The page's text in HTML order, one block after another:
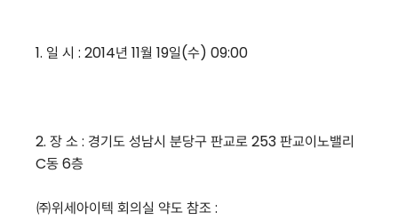
1. 일 시 : 2014년 11월 19일(수) 09:00
2. 장 소 : 경기도 성남시 분당구 판교로 253 판교이노밸리
C동 6층
㈜위세아이텍 회의실 약도 참조 :